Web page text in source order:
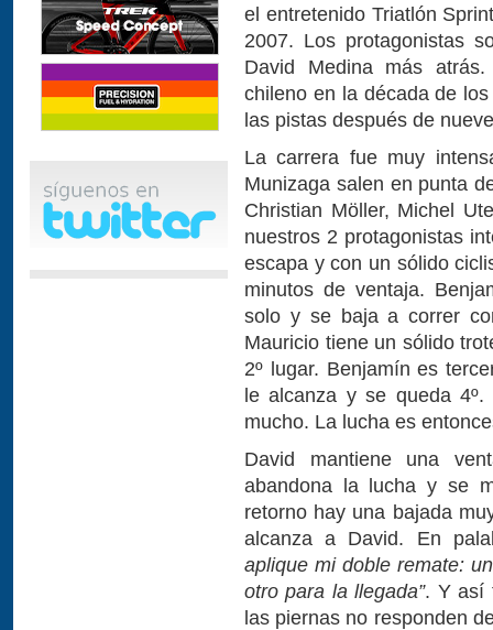
el entretenido Triatlón
2007. Los protagonistas
David Medina más
chileno en la década de
las pistas después de
La carrera fue muy
Munizaga salen en punta
Christian Möller, Michel
nuestros 2 protagonistas
escapa y con un sólido
minutos de ventaja.
solo y se baja a correr
Mauricio tiene un sólido
2º lugar. Benjamín es
le alcanza y se queda
mucho. La lucha es
David mantiene una
abandona la lucha y se
retorno hay una bajada
alcanza a David. En
aplique mi doble remate:
otro para la llegada”. Y así
las piernas no responden